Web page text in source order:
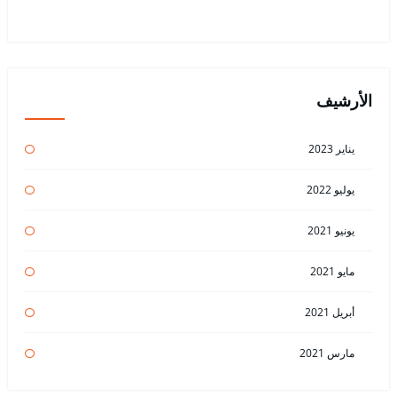
الأرشيف
يناير 2023
يوليو 2022
يونيو 2021
مايو 2021
أبريل 2021
مارس 2021